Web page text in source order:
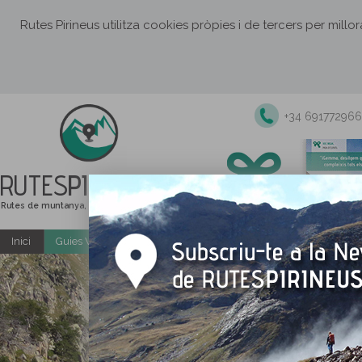
Rutes Pirineus utilitza cookies pròpies i de tercers per
RUTESPIRINEUS
Rutes de muntanya, senderisme i excursions
+34 691772966
Inici Guies Web i PDF gratuïtes Excursions i activitats